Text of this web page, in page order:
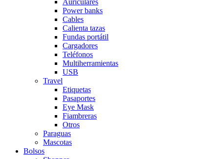
Power banks
Cables
Calienta tazas
Fundas portátil
Cargadores
Teléfonos
Multiherramientas
USB
Travel
Etiquetas
Pasaportes
Eye Mask
Fiambreras
Otros
Paraguas
Mascotas
Bolsos